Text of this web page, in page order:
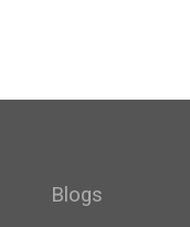
Blogs